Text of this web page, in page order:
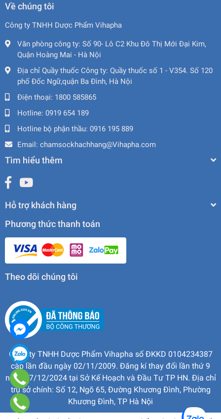
Về chúng tôi
Công ty TNHH Dược Phẩm Vihapha
Văn phòng công ty: Số 90- Lô C2 Khu Đô Thị Mới Đại Kim,
Quận Hoàng Mai - Hà Nội
Địa chỉ Quầy thuốc Công ty: Quầy thuốc số 1 - V354. Số 120
phố Đốc Ngữ,quận Ba Đình, Hà Nội
Điện thoại: 1800 585865
Hotline: 0919 654 189
Hotline bộ phận thầu: 0916 195 889
Email: chamsockhachhang@Vihapha.com
Tìm hiểu thêm
Hỗ trợ khách hàng
Phương thức thanh toán
Theo dõi chúng tôi
Công ty TNHH Dược Phẩm Vihapha số ĐKKD 0104234387
cấp lần đầu ngày 02/11/2009. Đăng kí thay đổi lần thứ 9
ngày 17/12/2024 tại Sở Kế Hoạch và Đầu Tư TP HN. Địa chỉ
trụ sở chính: Số 12, Ngõ 65, Đường Khương Đình, Phường
Khương Đình, TP Hà Nội